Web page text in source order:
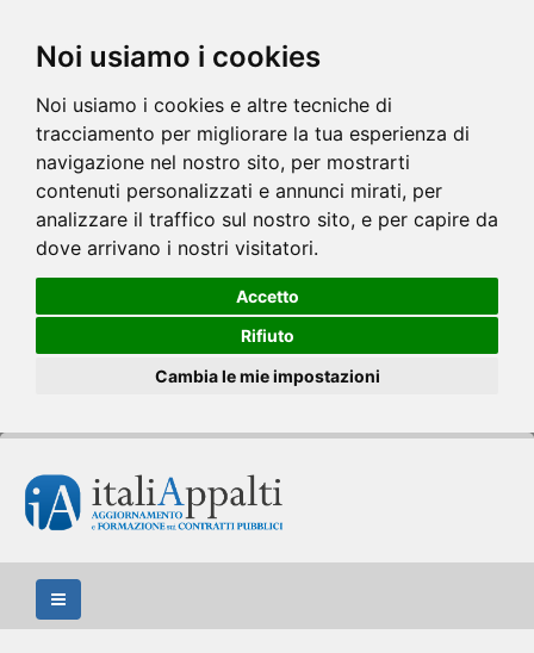
Noi usiamo i cookies
Noi usiamo i cookies e altre tecniche di
tracciamento per migliorare la tua esperienza di
navigazione nel nostro sito, per mostrarti
contenuti personalizzati e annunci mirati, per
analizzare il traffico sul nostro sito, e per capire da
dove arrivano i nostri visitatori.
Accetto
Rifiuto
Cambia le mie impostazioni